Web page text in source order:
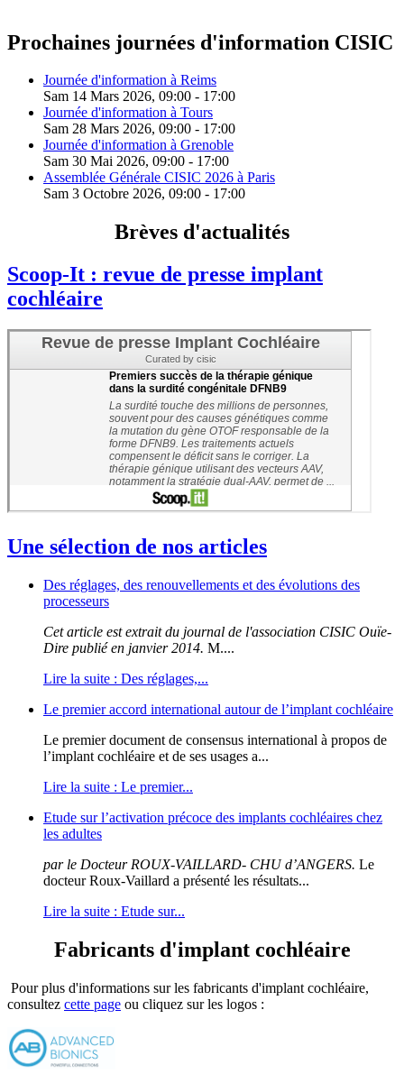
Prochaines journées d'information CISIC
Journée d'information à Reims
Sam 14 Mars 2026, 09:00 - 17:00
Journée d'information à Tours
Sam 28 Mars 2026, 09:00 - 17:00
Journée d'information à Grenoble
Sam 30 Mai 2026, 09:00 - 17:00
Assemblée Générale CISIC 2026 à Paris
Sam 3 Octobre 2026, 09:00 - 17:00
Brèves d'actualités
Scoop-It : revue de presse implant
cochléaire
Une sélection de nos articles
Des réglages, des renouvellements et des évolutions des
processeurs
Cet article est extrait du journal de l'association CISIC Ouïe-
Dire publié en janvier 2014. M....
Lire la suite : Des réglages,...
Le premier accord international autour de l’implant cochléaire
Le premier document de consensus international à propos de
l’implant cochléaire et de ses usages a...
Lire la suite : Le premier...
Etude sur l’activation précoce des implants cochléaires chez
les adultes
par le Docteur ROUX-VAILLARD- CHU d’ANGERS. Le
docteur Roux-Vaillard a présenté les résultats...
Lire la suite : Etude sur...
Fabricants d'implant cochléaire
Pour plus d'informations sur les fabricants d'implant cochléaire,
consultez cette page ou cliquez sur les logos :